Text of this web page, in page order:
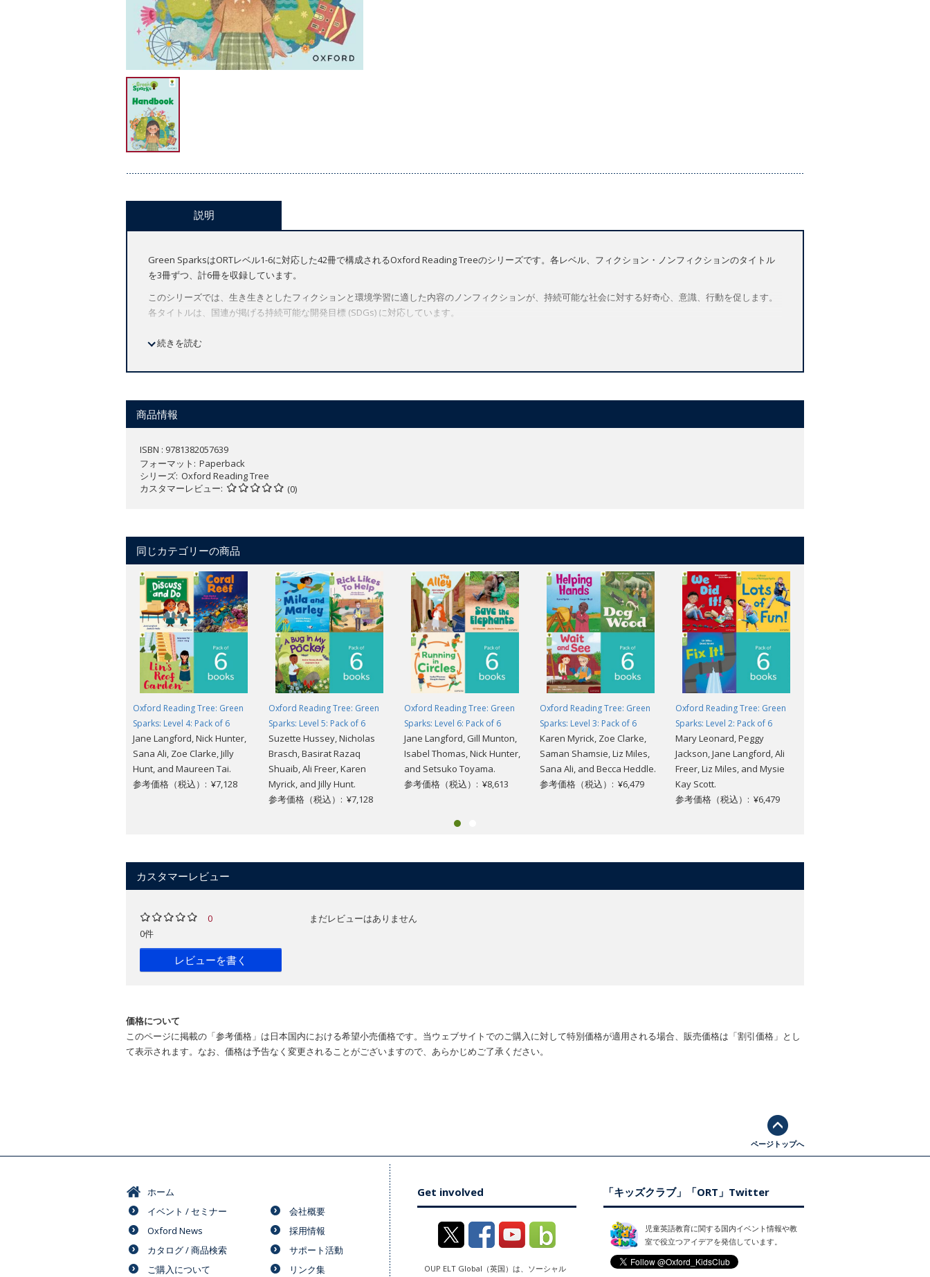
説明
Green SparksはORTレベル1-6に対応した42冊で構成されるOxford Reading Treeのシリーズです。各レベル、フィクション・ノンフィクションのタイトル
を3冊ずつ、計6冊を収録しています。
このシリーズでは、生き生きとしたフィクションと環境学習に適した内容のノンフィクションが、持続可能な社会に対する好奇心、意識、行動を促します。
各タイトルは、国連が掲げる持続可能な開発目標 (SDGs) に対応しています。
ライティング、スピーキング、リスニングを含む分野横断型学習
続きを読む
商品情報
ISBN : 9781382057639
フォーマット
Paperback
シリーズ Oxford Reading Tree
カスタマーレビュー
(0)
同じカテゴリーの商品
Oxford Reading Tree: Green
Sparks: Level 4: Pack of 6
Jane Langford, Nick Hunter,
Sana Ali, Zoe Clarke, Jilly
Hunt, and Maureen Tai.
参考価格（税込）: ¥7,128
Oxford Reading Tree: Green
Sparks: Level 5: Pack of 6
Suzette Hussey, Nicholas
Brasch, Basirat Razaq
Shuaib, Ali Freer, Karen
Myrick, and Jilly Hunt.
参考価格（税込）: ¥7,128
Oxford Reading Tree: Green
Sparks: Level 6: Pack of 6
Jane Langford, Gill Munton,
Isabel Thomas, Nick Hunter,
and Setsuko Toyama.
参考価格（税込）: ¥8,613
Oxford Reading Tree: Green
Sparks: Level 3: Pack of 6
Karen Myrick, Zoe Clarke,
Saman Shamsie, Liz Miles,
Sana Ali, and Becca Heddle.
参考価格（税込）: ¥6,479
Oxford Reading Tree: Green
Sparks: Level 2: Pack of 6
Mary Leonard, Peggy
Jackson, Jane Langford, Ali
Freer, Liz Miles, and Mysie
Kay Scott.
参考価格（税込）: ¥6,479
カスタマーレビュー
0
0件
レビューを書く
まだレビューはありません
価格について
このページに掲載の「参考価格」は日本国内における希望小売価格です。当ウェブサイトでのご購入に対して特別価格が適用される場合、販売価格は「割引価格」とし
て表示されます。なお、価格は予告なく変更されることがございますので、あらかじめご了承ください。
ページトップへ
ホーム
イベント / セミナー
Oxford News
カタログ / 商品検索
ご購入について
会社概要
採用情報
サポート活動
リンク集
Get involved
OUP ELT Global（英国）は、ソーシャル
「キッズクラブ」「ORT」Twitter
児童英語教育に関する国内イベント情報や教
室で役立つアイデアを発信しています。